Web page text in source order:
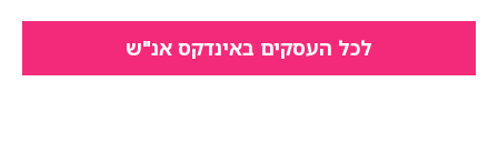
לכל העסקים באינדקס אנ"ש